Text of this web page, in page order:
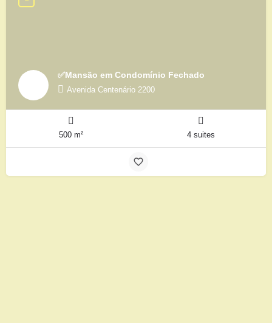
✅Mansão em Condomínio Fechado
Avenida Centenário 2200
500 m² 4 suites